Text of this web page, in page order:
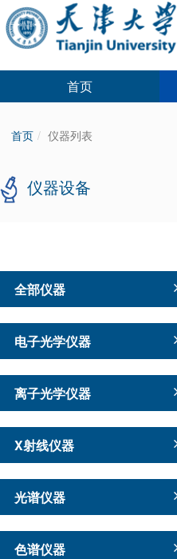
首页
首页 仪器列表
仪器设备
全部仪器
电子光学仪器
离子光学仪器
X射线仪器
光谱仪器
色谱仪器